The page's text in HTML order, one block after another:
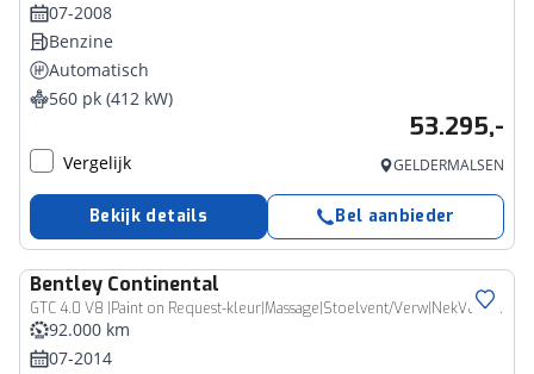
07-2008
Benzine
Automatisch
560 pk (412 kW)
53.295,-
Vergelijk GELDERMALSEN
Bekijk details Bel aanbieder
Bentley Continental
GTC 4.0 V8 |Paint on Request-kleur|Massage|Stoelvent/Verw|NekVerw|Camera
92.000 km
07-2014